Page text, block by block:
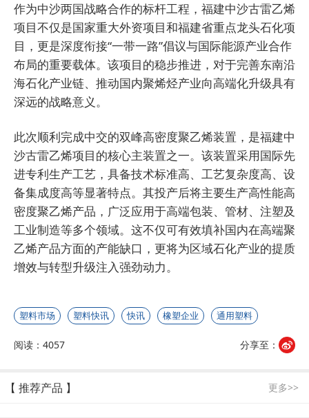
作为中沙两国战略合作的标杆工程，福建中沙古雷乙烯
项目不仅是国家重大外资项目和福建省重点龙头石化项
目，更是深度衔接“一带一路”倡议与国际能源产业合作
布局的重要载体。该项目的稳步推进，对于完善东南沿
海石化产业链、推动国内聚烯烃产业向高端化升级具有
深远的战略意义。
此次顺利完成中交的双峰高密度聚乙烯装置，是福建中
沙古雷乙烯项目的核心主装置之一。该装置采用国际先
进专利生产工艺，具备技术标准高、工艺复杂度高、设
备集成度高等显著特点。其投产后将主要生产高性能高
密度聚乙烯产品，广泛应用于高端包装、管材、注塑及
工业制造等多个领域。这不仅可有效填补国内在高端聚
乙烯产品方面的产能缺口，更将为区域石化产业的提质
增效与转型升级注入强劲动力。
塑料市场 塑料快讯 快讯 橡塑企业 通用塑料
阅读：4057 分享至：
【 推荐产品 】 更多>>